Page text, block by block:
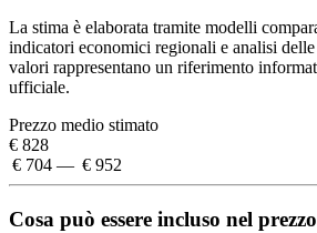
La stima è elaborata tramite modelli
indicatori economici regionali e analisi
valori rappresentano un riferimento
ufficiale.
Prezzo medio stimato
€ 828
€ 704 — € 952
Cosa può essere incluso nel prezzo